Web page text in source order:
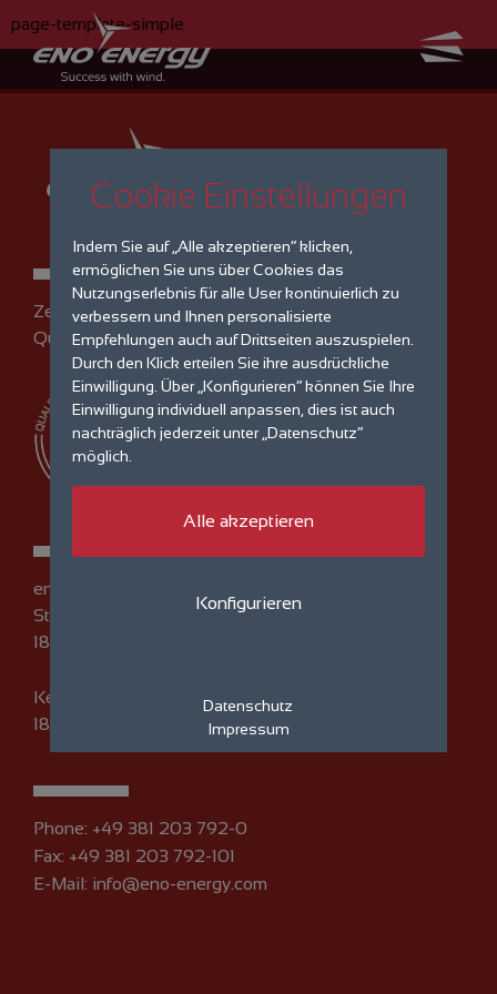
page-template-simple
Zertifiziertes
Qualitätsmanagement
eno energy GmbH
Straße am Zeltplatz 7
18230 Rerik
Kempowski-Ufer 1
18055 Rostock
Phone: +49 381 203 792-0
Fax: +49 381 203 792-101
E-Mail: info@eno-energy.com
Cookie Einstellungen
Indem Sie auf „Alle akzeptieren“ klicken,
ermöglichen Sie uns über Cookies das
Nutzungserlebnis für alle User kontinuierlich zu
verbessern und Ihnen personalisierte
Empfehlungen auch auf Drittseiten auszuspielen.
Durch den Klick erteilen Sie ihre ausdrückliche
Einwilligung. Über „Konfigurieren“ können Sie Ihre
Einwilligung individuell anpassen, dies ist auch
nachträglich jederzeit unter „Datenschutz“
möglich.
Alle akzeptieren
Konfigurieren
Datenschutz
Impressum